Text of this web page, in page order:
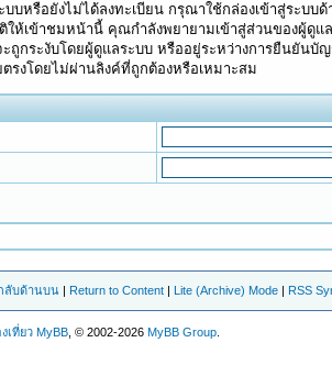
บหรือยังไม่ได้ลงทะเบียน กรุณาใช้กล่องเข้าสู่ระบบด้
ห้เข้าชมหน้านี้ คุณกำลังพยายามเข้าสู่ส่วนของผู้ดู
กระงับโดยผู้ดูแลระบบ หรืออยู่ระหว่างการยืนยันบั
รงโดยไม่ผ่านลิงค์ที่ถูกต้องหรือเหมาะสม
ลับด้านบน | Return to Content | Lite (Archive) Mode | RSS
เที่ยว MyBB , © 2002-2026MyBB Group